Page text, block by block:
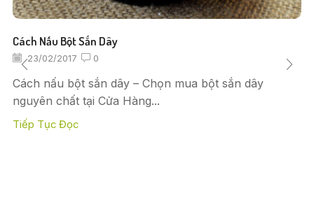
Cách Nấu Bột Sắn Dây
23/02/2017 0
Cách nấu bột sắn dây – Chọn mua bột sắn dây
nguyên chất tại Cửa Hàng...
Tiếp Tục Đọc